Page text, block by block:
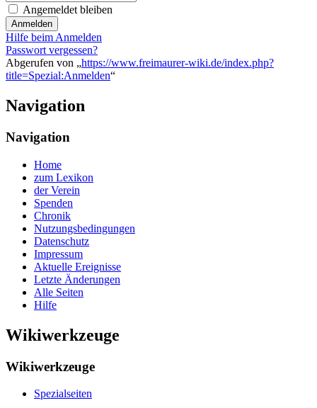
Angemeldet bleiben
Anmelden
Hilfe beim Anmelden
Passwort vergessen?
Abgerufen von „https://www.freimaurer-wiki.de/index.php?
title=Spezial:Anmelden“
Navigation
Navigation
Home
zum Lexikon
der Verein
Spenden
Chronik
Nutzungsbedingungen
Datenschutz
Impressum
Aktuelle Ereignisse
Letzte Änderungen
Alle Seiten
Hilfe
Wikiwerkzeuge
Wikiwerkzeuge
Spezialseiten